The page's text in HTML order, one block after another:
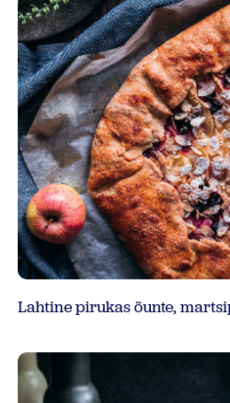
Lahtine pirukas õunte,